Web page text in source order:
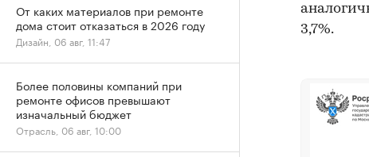
3,7%.
От каких материалов при ремонте
дома стоит отказаться в 2026 году
Дизайн, 06 авг, 11:47
Более половины компаний при
ремонте офисов превышают
изначальный бюджет
Отрасль, 06 авг, 10:00